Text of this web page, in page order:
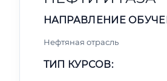
НАПРАВЛЕНИЕ
Нефтяная отрасль
ТИП КУРСОВ: